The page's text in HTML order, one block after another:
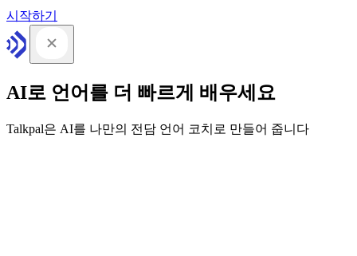
시작하기
AI로 언어를 더 빠르게 배우세요
Talkpal은 AI를 나만의 전담 언어 코치로 만들어 줍니다